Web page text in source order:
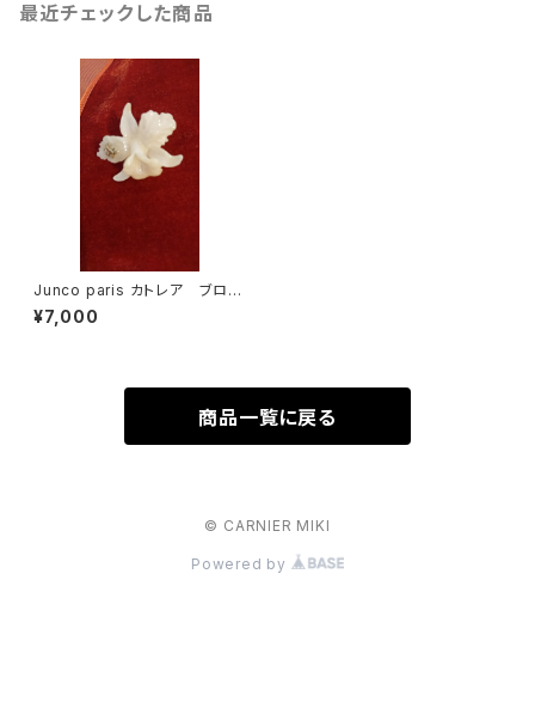
最近チェックした商品
Junco paris カトレア ブロー
チ sale
¥7,000
商品一覧に戻る
© CARNIER MIKI
Powered by